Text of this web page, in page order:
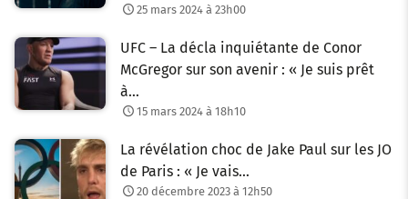
25 mars 2024 à 23h00
UFC – La décla inquiétante de Conor
McGregor sur son avenir : « Je suis prêt
à…
15 mars 2024 à 18h10
La révélation choc de Jake Paul sur les JO
de Paris : « Je vais…
20 décembre 2023 à 12h50